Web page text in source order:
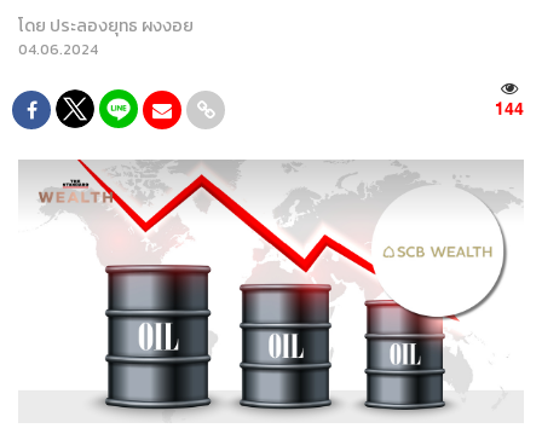
โดย ประลองยุทธ ผงงอย
04.06.2024
144